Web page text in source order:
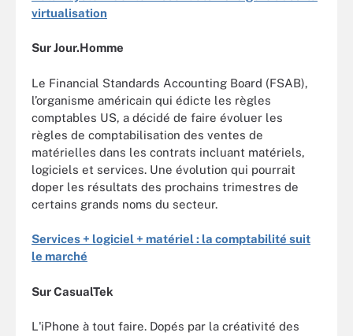
virtualisation
Sur Jour.Homme
Le Financial Standards Accounting Board (FSAB),
l’organisme américain qui édicte les règles
comptables US, a décidé de faire évoluer les
règles de comptabilisation des ventes de
matérielles dans les contrats incluant matériels,
logiciels et services. Une évolution qui pourrait
doper les résultats des prochains trimestres de
certains grands noms du secteur.
Services + logiciel + matériel : la comptabilité suit
le marché
Sur CasualTek
L'iPhone à tout faire. Dopés par la créativité des